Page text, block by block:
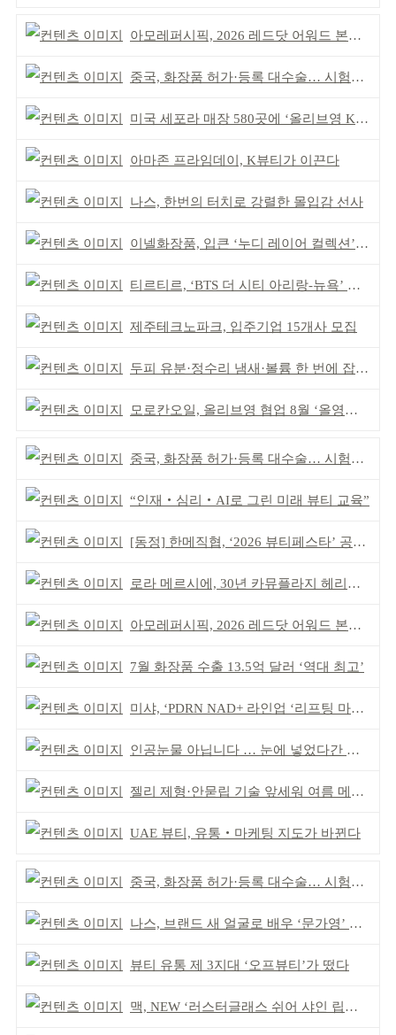
아모레퍼시픽, 2026 레드닷 어워드 본상 2개 수상
중국, 화장품 허가·등록 대수술… 시험자료 공용 허용
미국 세포라 매장 580곳에 ‘올리브영 K뷰티에딧’ 론칭
아마존 프라임데이, K뷰티가 이끈다
나스, 한번의 터치로 강렬한 몰입감 선사
이넬화장품, 입큰 ‘누디 레이어 컬렉션’ 출시
티르티르, ‘BTS 더 시티 아리랑-뉴욕’ 참여
제주테크노파크, 입주기업 15개사 모집
두피 유분·정수리 냄새·볼륨 한 번에 잡는다
모로칸오일, 올리브영 협업 8월 ‘올영픽’ 선정
중국, 화장품 허가·등록 대수술… 시험자료 공용 허용
“인재‧심리‧AI로 그린 미래 뷰티 교육”
[동정] 한메직협, ‘2026 뷰티페스타’ 공동 주최
로라 메르시에, 30년 카뮤플라지 헤리티지 담아
아모레퍼시픽, 2026 레드닷 어워드 본상 2개 수상
7월 화장품 수출 13.5억 달러 ‘역대 최고’
미샤, ‘PDRN NAD+ 라인업 ‘리프팅 마스크’ 출시
인공눈물 아닙니다 … 눈에 넣었다간 각막 손상
젤리 제형·안묻립 기술 앞세워 여름 메이크업 시장 공략
UAE 뷰티, 유통‧마케팅 지도가 바뀐다
중국, 화장품 허가·등록 대수술… 시험자료 공용 허용
나스, 브랜드 새 얼굴로 배우 ‘문가영’ 발탁
뷰티 유통 제 3지대 ‘오프뷰티’가 떴다
맥, NEW ‘러스터글래스 쉬어 샤인 립스틱’ 출시